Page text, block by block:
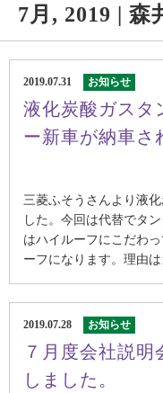
7月, 2019 | 森
2019.07.31 お知らせ
液化炭酸ガスタ
ー新車が納車さ
三菱ふそうさんより液
した。今回は代替でタ
はハイルーフにこだわ
ーフになります。理由
2019.07.28 お知らせ
７月度会社説明
しました。